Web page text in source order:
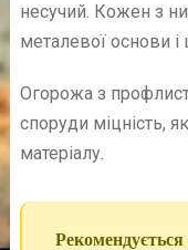
несучий. Кожен з
металевої основи і
Огорожа з
споруди міцність,
матеріалу.